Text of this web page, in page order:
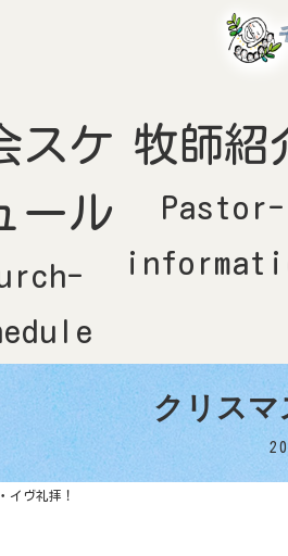
スケ
ール
牧師紹
Pastor-
クリスマ
イヴ礼拝！